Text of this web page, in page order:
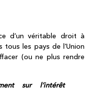
d’un véritable droit à
tous les pays de l’Union
(ou ne plus rendre
sur l’intérêt